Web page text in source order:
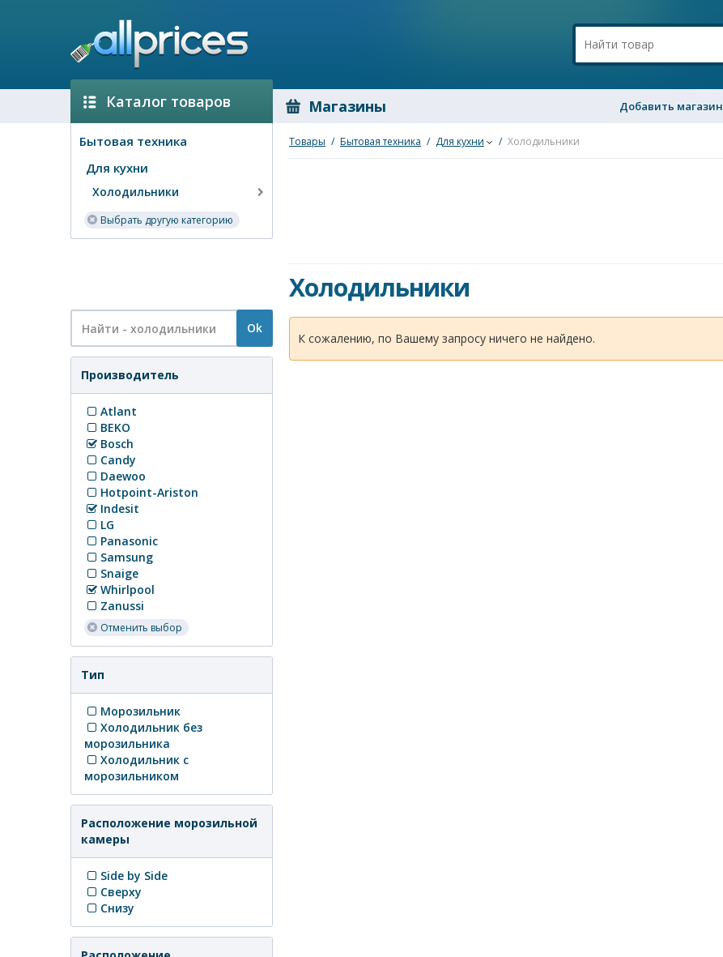
Каталог товаров Магазины Добавить магазин
Бытовая техника
Для кухни
Холодильники
Выбрать другую категорию
Ok
Производитель
Atlant
BEKO
Bosch
Candy
Daewoo
Hotpoint-Ariston
Indesit
LG
Panasonic
Samsung
Snaige
Whirlpool
Zanussi
Отменить выбор
Тип
Морозильник
Холодильник без
морозильника
Холодильник с
морозильником
Расположение морозильной
камеры
Side by Side
Сверху
Снизу
Товары / Бытовая техника / Для кухни / Холодильники
Холодильники
К сожалению, по Вашему запросу ничего не найдено.